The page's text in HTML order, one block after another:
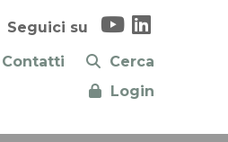
Seguici su
Contatti
Cerca
Login